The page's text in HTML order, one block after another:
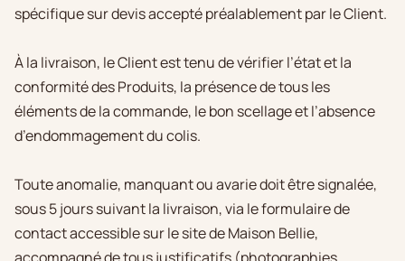
spécifique sur devis accepté préalablement par le Client.
À la livraison, le Client est tenu de vérifier l’état et la
conformité des Produits, la présence de tous les
éléments de la commande, le bon scellage et l’absence
d’endommagement du colis.
Toute anomalie, manquant ou avarie doit être signalée,
sous 5 jours suivant la livraison, via le formulaire de
contact accessible sur le site de Maison Bellie,
accompagné de tous justificatifs (photographies